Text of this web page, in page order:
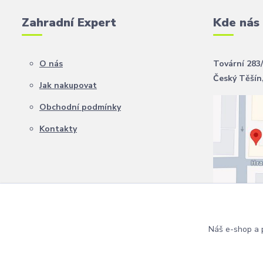
Zahradní Expert
O nás
Jak nakupovat
Obchodní podmínky
Kontakty
Kde
Tovární
Český
Náš e-shop a